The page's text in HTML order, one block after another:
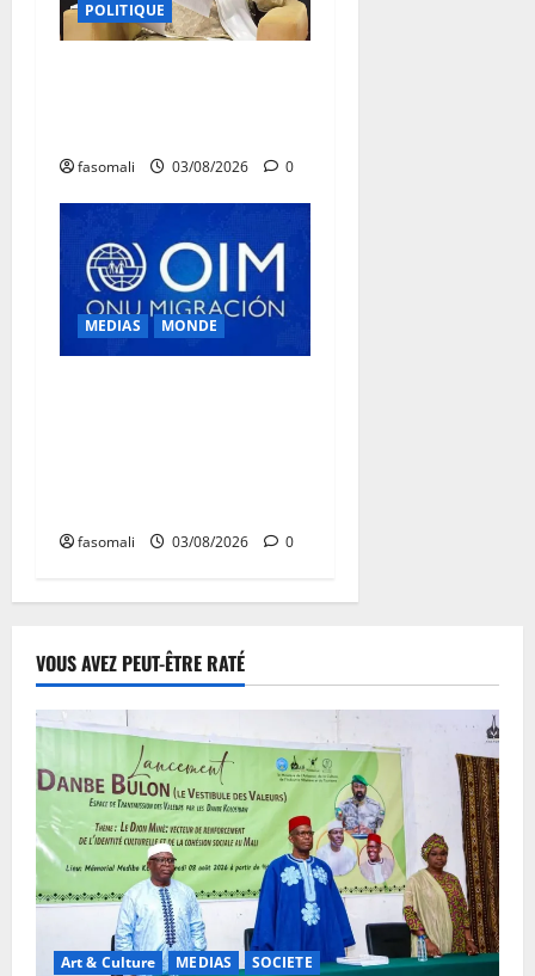
POLITIQUE
fasomali 03/08/2026 0
MEDIAS MONDE
fasomali 03/08/2026 0
VOUS AVEZ PEUT-ÊTRE RATÉ
Art & Culture MEDIAS SOCIETE